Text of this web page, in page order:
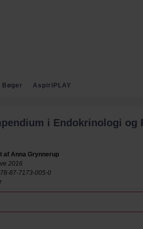
Bøger AspiriPLAY
i Endokrinologi og
af Anna Grynnerup
2016
87-7173-005-0